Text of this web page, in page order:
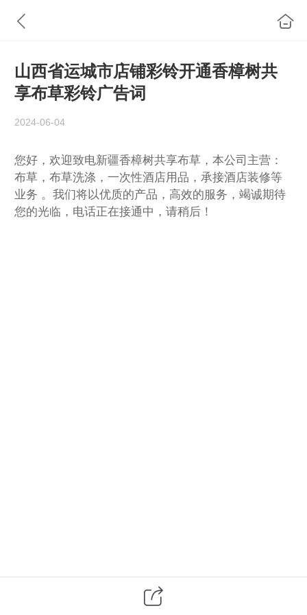
山西省运城市店铺彩铃开通香樟树共
享布草彩铃广告词
2024-06-04
您好，欢迎致电新疆香樟树共享布草，本公司主营：
布草，布草洗涤，一次性酒店用品，承接酒店装修等
业务 。我们将以优质的产品，高效的服务，竭诚期待
您的光临，电话正在接通中，请稍后！